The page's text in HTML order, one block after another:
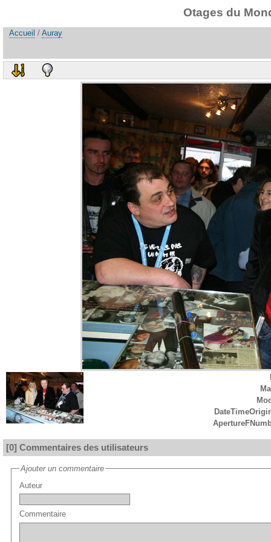
Otages du
Accueil / Auray
[0] Commentaires des utilisateurs
Ajouter un commentaire
Auteur
Commentaire